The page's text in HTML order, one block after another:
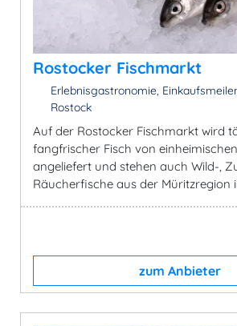
Rostocker Fischmarkt
Erlebnisgastronomie,
Rostock
Auf der Rostocker Fischmarkt wird
fangfrischer Fisch von
angeliefert und stehen auch Wild-,
Räucherfische aus der Müritzregion
zum Anbieter